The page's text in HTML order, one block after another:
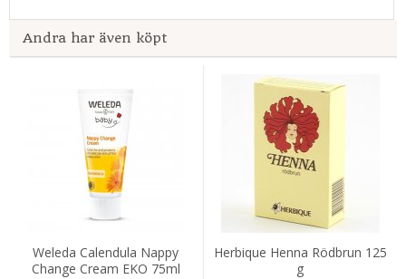
Andra har även köpt
Weleda Calendula Nappy
Change Cream EKO 75ml
Herbique Henna Rödbrun 125
g